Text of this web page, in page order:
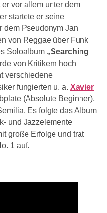
er vor allem unter dem
startete er seine
dem Pseudonym Jan
von Reggae über Funk
Soloalbum „Searching
von Kritikern hoch
verschiedene
fungierten u. a. Xavier
(Absolute Beginner),
Es folgte das Album
und Jazzelemente
große Erfolge und trat
1 auf.